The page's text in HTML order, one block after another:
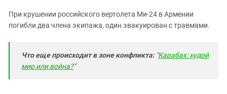
КАВКАЗ ЗА ПАЛЕСТИНУ
ИНАКОМЫСЛИЕ В ЧЕЧНЕ
МОБИЛИЗАЦИЯ И ПРОТЕСТЫ
Ингушетия
Калмыкия
Карачаево-Черкесия
При крушении российского вертолета Ми-24 в Армении
погибли два члена экипажа, один эвакуирован с травмами.
Что еще происходит в зоне конфликта:"Карабах: худой
мир или война?"